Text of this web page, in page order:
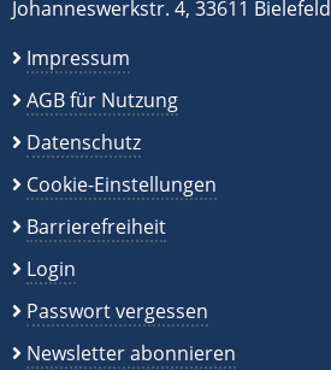
Johanneswerkstr. 4, 33611 Bielefeld
Impressum
AGB für Nutzung
Datenschutz
Cookie-Einstellungen
Barrierefreiheit
Login
Passwort vergessen
Newsletter abonnieren